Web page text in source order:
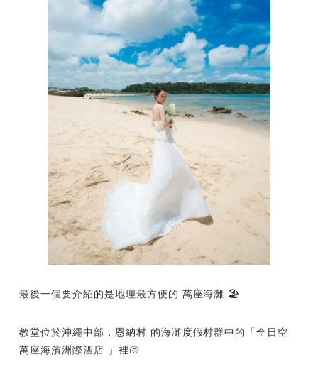
最後一個要介紹的是地理最方便的 萬座海灘 🏖
教堂位於沖繩中部，恩納村 的海灘度假村群中的「全日空
萬座海濱洲際酒店 」裡🐚